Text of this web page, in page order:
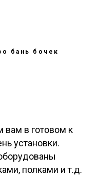
бань бочек
в готовом к
установки.
полками и т.д.